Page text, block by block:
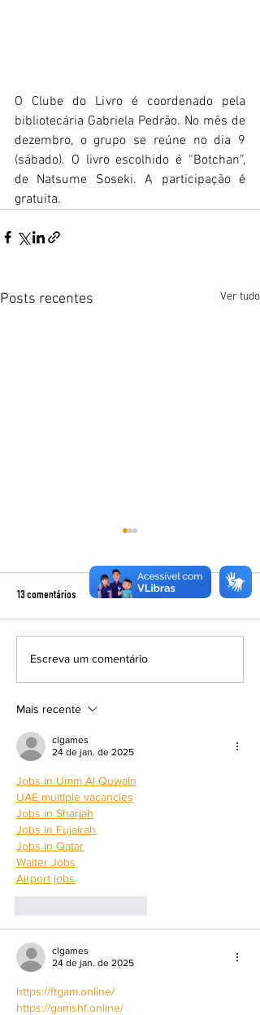
O Clube do Livro é coordenado pela
bibliotecária Gabriela Pedrão. No mês de
dezembro, o grupo se reúne no dia 9
(sábado). O livro escolhido é “Botchan”,
de Natsume Soseki. A participação é
gratuita.
Posts recentes Ver tudo
Cine Fórum exibe filme inédito nos
cinemas brasileiros
13 comentários
Escreva um comentário
Mais recente
clgames
24 de jan. de 2025
Jobs in Umm Al Quwain
UAE multiple vacancies
Jobs in Sharjah
Jobs in Fujairah
Jobs in Qatar
Waiter Jobs
Airport jobs
clgames
24 de jan. de 2025
https://ftgam.online/
https://gamshf.online/